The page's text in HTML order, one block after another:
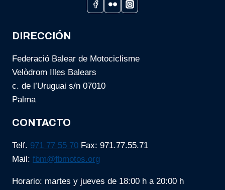
DIRECCIÓN
Federació Balear de Motociclisme
Velòdrom Illes Balears
c. de l’Uruguai s/n 07010
Palma
CONTACTO
Telf. 971 77 55 70 Fax: 971.77.55.71
Mail: fbm@fbmotos.org
Horario: martes y jueves de 18:00 h a 20:00 h